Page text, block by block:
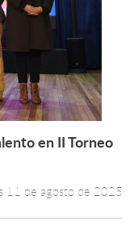
Leer más +
en II Torneo
11 de agosto de 2025